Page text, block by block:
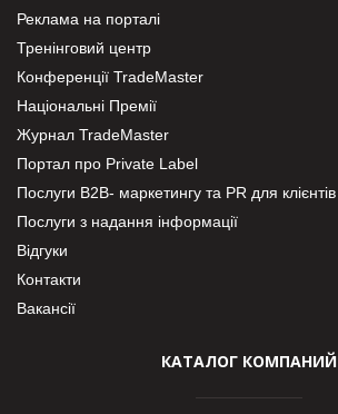
Реклама на порталі
Тренінговий центр
Конференції TradeMaster
Національні Премії
Журнал TradeMaster
Портал про Private Label
Послуги В2В- маркетингу та PR для клієнтів
Послуги з надання інформації
Відгуки
Контакти
Вакансії
КАТАЛОГ КОМПАНИЙ